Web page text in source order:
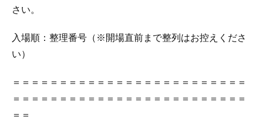
さい。
入場順：整理番号（※開場直前まで整列はお控えくださ
い）
＝＝＝＝＝＝＝＝＝＝＝＝＝＝＝＝＝＝＝＝＝＝＝＝＝
＝＝＝＝＝＝＝＝＝＝＝＝＝＝＝＝＝＝＝＝＝＝＝＝＝
＝＝